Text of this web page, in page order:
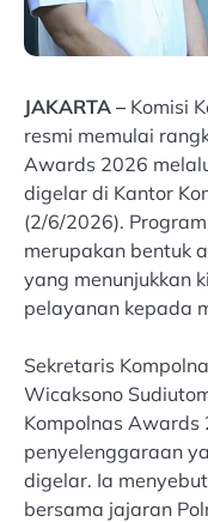
JAKARTA –Komisi
resmi memulai
Awards 2026
digelar di Kantor
(2/6/2026).
merupakan bentuk
yang menunjukkan
pelayanan kepada
Sekretaris
Wicaksono
Kompolnas Awards
penyelenggaraan
digelar. Ia
bersama jajaran